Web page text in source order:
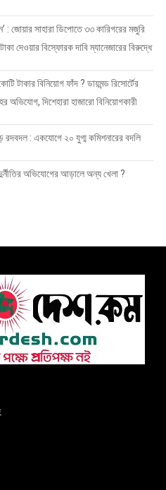
: জোয়ার সাহারা ডিপোতে ৩৩ কারিগরের মজুরি
দেওয়ার বিস্ফোরক দাবি ম্যানেজারের বিরুদ্ধে
টাকার বিনিয়োগ ফাঁদ ? ডায়মন্ড রিসোর্টের
অভিযোগ, দিশেহারা হাজারো বিনিয়োগকারী
: একযোগে ২০ যুগ্ম কমিশনারের বদলি
অভিযোগের আড়ালে অন্য খেলা ?